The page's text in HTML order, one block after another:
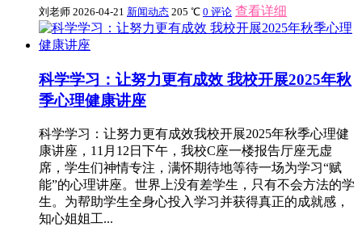
刘老师 2026-04-21 新闻动态 205 ℃ 0 评论 查看详细
科学学习：让努力更有成效 我校开展2025年秋
季心理健康讲座
科学学习：让努力更有成效我校开展2025年秋季心理健
康讲座，11月12日下午，我校C座一楼报告厅座无虚
席，学生们神情专注，满怀期待地等待一场为学习“赋
能”的心理讲座。世界上没有差学生，只有不会方法的学
生。为帮助学生全身心投入学习并获得真正的成就感，
知心姐姐工...